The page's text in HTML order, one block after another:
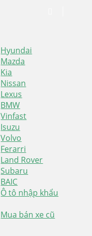
Hyundai
Mazda
Kia
Nissan
Lexus
BMW
Vinfast
Isuzu
Volvo
Ferarri
Land Rover
Subaru
BAIC
Ô tô nhập khẩu
Mua bán xe cũ